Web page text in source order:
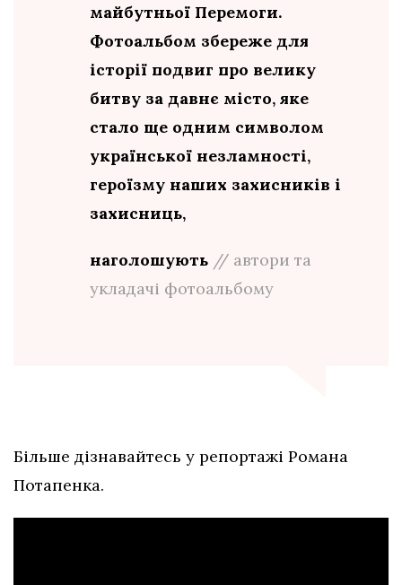
майбутньої Перемоги.
Фотоальбом збереже для
історії подвиг про велику
битву за давнє місто, яке
стало ще одним символом
української незламності,
героїзму наших захисників і
захисниць,
наголошують // автори та
укладачі фотоальбому
Більше дізнавайтесь у репортажі Романа
Потапенка.